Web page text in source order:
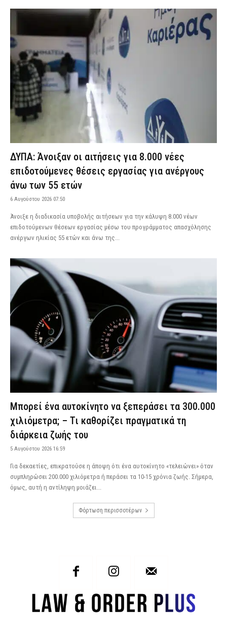
ΔΥΠΑ: Άνοιξαν οι αιτήσεις για 8.000 νέες
επιδοτούμενες θέσεις εργασίας για ανέργους
άνω των 55 ετών
6 Αυγούστου 2026 07:50
Άνοιξε η διαδικασία υποβολής αιτήσεων για την κάλυψη 8.000 νέων
επιδοτούμενων θέσεων εργασίας μέσω του προγράμματος απασχόλησης
ανέργων ηλικίας 55 ετών και άνω της...
Μπορεί ένα αυτοκίνητο να ξεπεράσει τα 300.000
χιλιόμετρα; – Τι καθορίζει πραγματικά τη
διάρκεια ζωής του
5 Αυγούστου 2026 16:59
Για δεκαετίες, επικρατούσε η άποψη ότι ένα αυτοκίνητο «τελειώνει» όταν
συμπληρώσει 200.000 χιλιόμετρα ή περάσει τα 10-15 χρόνια ζωής. Σήμερα,
όμως, αυτή η αντίληψη μοιάζει...
Φόρτωση περισσοτέρων